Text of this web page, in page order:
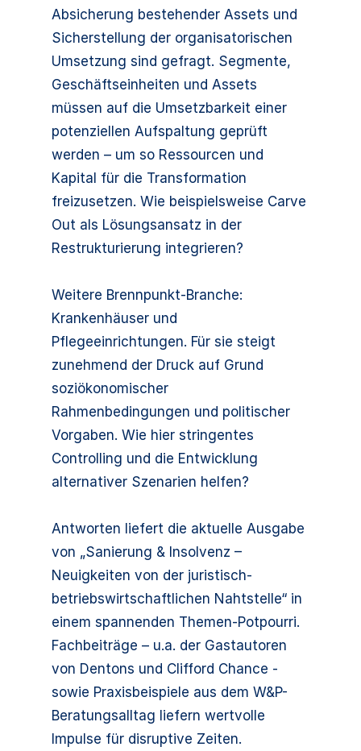
Absicherung bestehender Assets und
Sicherstellung der organisatorischen
Umsetzung sind gefragt. Segmente,
Geschäftseinheiten und Assets
müssen auf die Umsetzbarkeit einer
potenziellen Aufspaltung geprüft
werden – um so Ressourcen und
Kapital für die Transformation
freizusetzen. Wie beispielsweise Carve
Out als Lösungsansatz in der
Restrukturierung integrieren?
Weitere Brennpunkt-Branche:
Krankenhäuser und
Pflegeeinrichtungen. Für sie steigt
zunehmend der Druck auf Grund
soziökonomischer
Rahmenbedingungen und politischer
Vorgaben. Wie hier stringentes
Controlling und die Entwicklung
alternativer Szenarien helfen?
Antworten liefert die aktuelle Ausgabe
von „Sanierung & Insolvenz –
Neuigkeiten von der juristisch-
betriebswirtschaftlichen Nahtstelle“ in
einem spannenden Themen-Potpourri.
Fachbeiträge – u.a. der Gastautoren
von Dentons und Clifford Chance -
sowie Praxisbeispiele aus dem W&P-
Beratungsalltag liefern wertvolle
Impulse für disruptive Zeiten.